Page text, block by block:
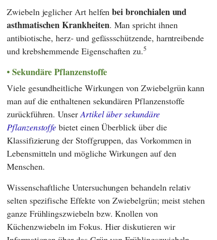
Zwiebeln jeglicher Art helfenbei bronchialen und
asthmatischen Krankheiten. Man spricht ihnen
antibiotische, herz- und gefässschützende, harntreibende
und krebshemmende Eigenschaften zu.5
Sekundäre Pflanzenstoffe
Viele gesundheitliche Wirkungen von Zwiebelgrün kann
man auf die enthaltenen sekundären Pflanzenstoffe
zurückführen. Unser Artikel über sekundäre
Pflanzenstoffe bietet einen Überblick über die
Klassifizierung der Stoffgruppen, das Vorkommen in
Lebensmitteln und mögliche Wirkungen auf den
Menschen.
Wissenschaftliche Untersuchungen behandeln relativ
selten spezifische Effekte von Zwiebelgrün; meist stehen
ganze Frühlingszwiebeln bzw. Knollen von
Küchenzwiebeln im Fokus. Hier diskutieren wir